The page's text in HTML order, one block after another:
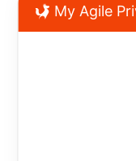
Kommentar
My Agile